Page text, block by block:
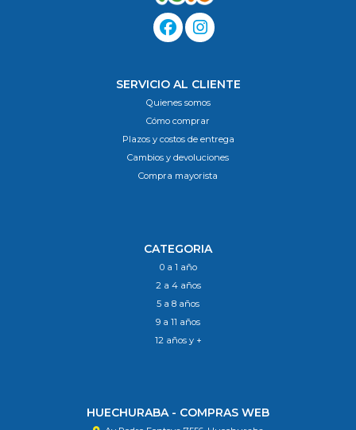
SERVICIO AL CLIENTE
Quienes somos
Cómo comprar
Plazos y costos de entrega
Cambios y devoluciones
Compra mayorista
CATEGORIA
0 a 1 año
2 a 4 años
5 a 8 años
9 a 11 años
12 años y +
HUECHURABA - COMPRAS WEB